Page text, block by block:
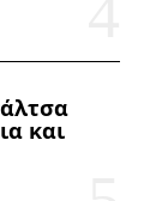
και